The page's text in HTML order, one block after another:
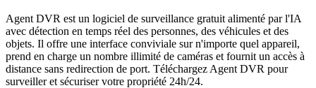
Agent DVR est un logiciel de surveillance gratuit alimenté par l'IA
avec détection en temps réel des personnes, des véhicules et des
objets. Il offre une interface conviviale sur n'importe quel appareil,
prend en charge un nombre illimité de caméras et fournit un accès à
distance sans redirection de port. Téléchargez Agent DVR pour
surveiller et sécuriser votre propriété 24h/24.